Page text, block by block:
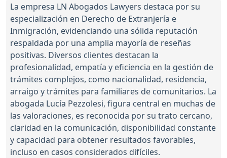
La empresa LN Abogados Lawyers destaca por su
especialización en Derecho de Extranjería e
Inmigración, evidenciando una sólida reputación
respaldada por una amplia mayoría de reseñas
positivas. Diversos clientes destacan la
profesionalidad, empatía y eficiencia en la gestión de
trámites complejos, como nacionalidad, residencia,
arraigo y trámites para familiares de comunitarios. La
abogada Lucía Pezzolesi, figura central en muchas de
las valoraciones, es reconocida por su trato cercano,
claridad en la comunicación, disponibilidad constante
y capacidad para obtener resultados favorables,
incluso en casos considerados difíciles.